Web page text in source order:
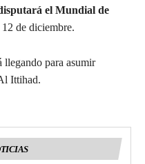
el Mundial de
12 de diciembre.
llegando para asumir
Ittihad.